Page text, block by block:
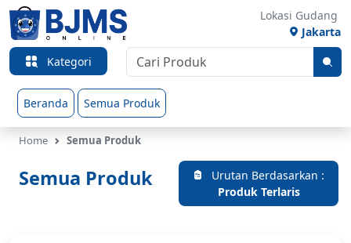
Lokasi Gudang
Jakarta
Kategori
Beranda Semua Produk
Home Semua Produk
Semua Produk
Urutan Berdasarkan :
Produk Terlaris